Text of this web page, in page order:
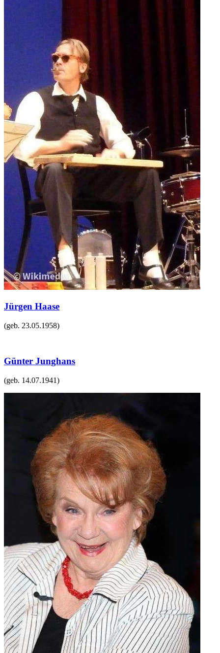
Jürgen Haase
(geb. 23.05.1958)
Günter Junghans
(geb. 14.07.1941)